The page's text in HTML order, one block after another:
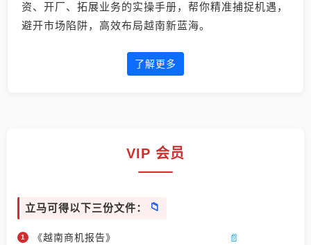
资、开厂、拓展业务的实操手册，帮你精准捕捉机遇，
避开市场陷阱，高效布局越南新蓝海。
了解更多
VIP 会员
立马可得以下三份文件：
《越南商机报告》